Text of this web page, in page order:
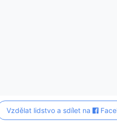
Vzdělat lidstvo a sdílet na